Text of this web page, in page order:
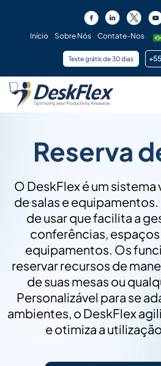
Início Sobre Nós Contate-Nos
Teste grátis de 30 dias
Reserva
O DeskFlex é um sistema
de salas e
de usar que facilita a
conferências,
equipamentos. Os
reservar recursos de
de suas mesas ou
Personalizável para se
ambientes, o DeskFlex
e otimiza a